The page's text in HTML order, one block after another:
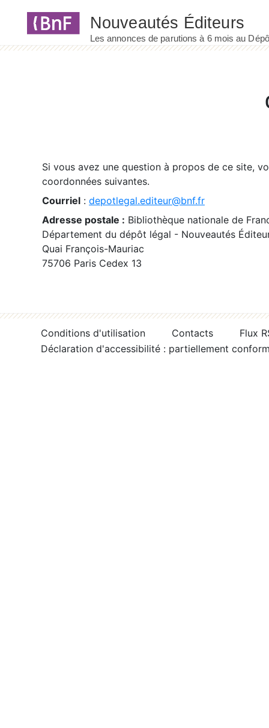
Si vous avez une question à propos de ce site,
coordonnées suivantes.
Courriel : depotlegal.editeur@bnf.fr
Adresse postale : Bibliothèque nationale de
Département du dépôt légal - Nouveautés
Quai François-Mauriac
75706 Paris Cedex 13
Conditions d'utilisation Contacts
Flux
Déclaration d'accessibilité : partiellement